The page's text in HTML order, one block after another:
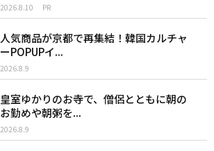
2026.8.10 PR
人気商品が京都で再集結！韓国カルチャ
ーPOPUPイ...
2026.8.9
皇室ゆかりのお寺で、僧侶とともに朝の
お勤めや朝粥を...
2026.8.9